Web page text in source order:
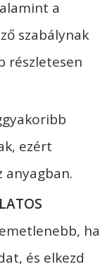
a
szabálynak
részletesen
ezért
anyagban.
ha
és elkezd